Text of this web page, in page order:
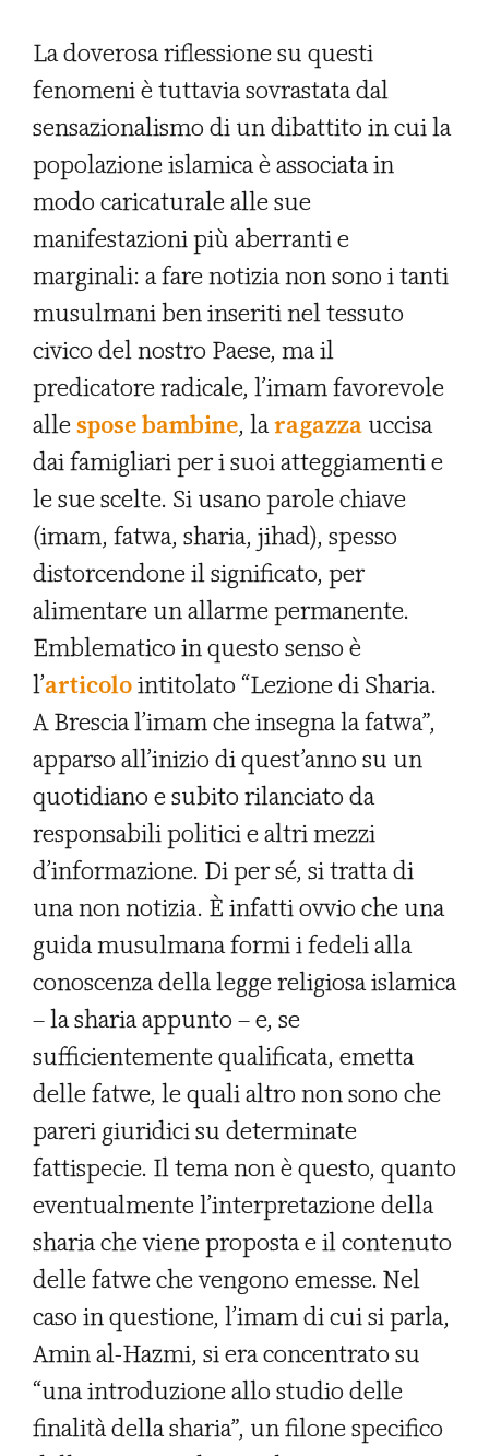
La doverosa riflessione su questi
fenomeni è tuttavia sovrastata dal
sensazionalismo di un dibattito in cui la
popolazione islamica è associata in
modo caricaturale alle sue
manifestazioni più aberranti e
marginali: a fare notizia non sono i tanti
musulmani ben inseriti nel tessuto
civico del nostro Paese, ma il
predicatore radicale, l’imam favorevole
allespose bambine, laragazza uccisa
dai famigliari per i suoi atteggiamenti e
le sue scelte. Si usano parole chiave
(imam, fatwa, sharia, jihad), spesso
distorcendone il significato, per
alimentare un allarme permanente.
Emblematico in questo senso è
l’articolointitolato “Lezione di Sharia.
A Brescia l’imam che insegna la fatwa”,
apparso all’inizio di quest’anno su un
quotidiano e subito rilanciato da
responsabili politici e altri mezzi
d’informazione. Di per sé, si tratta di
una non notizia. È infatti ovvio che una
guida musulmana formi i fedeli alla
conoscenza della legge religiosa islamica
– la sharia appunto – e, se
sufficientemente qualificata, emetta
delle fatwe, le quali altro non sono che
pareri giuridici su determinate
fattispecie. Il tema non è questo, quanto
eventualmente l’interpretazione della
sharia che viene proposta e il contenuto
delle fatwe che vengono emesse. Nel
caso in questione, l’imam di cui si parla,
Amin al-Hazmi, si era concentrato su
“una introduzione allo studio delle
finalità della sharia”, un filone specifico